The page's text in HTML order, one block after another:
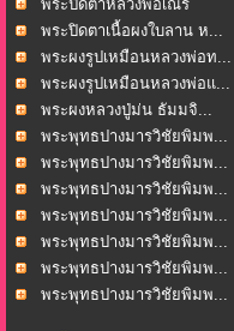
พระปิดตาหลวงพ่อเณร
โพธ...พระปิดตาเนื้อผงใบลาน ห...
พระผงรูปเหมือนหลวงพ่อท...
พระผงรูปเหมือนหลวงพ่อแ...
พระผงหลวงปู่ม่น ธัมมจิ...
พระพุทธปางมารวิชัยพิมพ...
พระพุทธปางมารวิชัยพิมพ...
พระพุทธปางมารวิชัยพิมพ...
พระพุทธปางมารวิชัยพิมพ...
พระพุทธปางมารวิชัยพิมพ...
พระพุทธปางมารวิชัยพิมพ...
พระพุทธปางมารวิชัยพิมพ...